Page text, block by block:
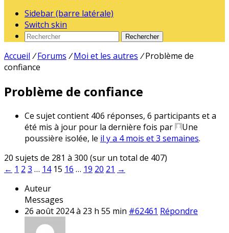
Sidebar (barre latérale)
Switch skin
Rechercher
Accueil / Forums / Moi et les autres / Problème de
confiance
Problème de confiance
Ce sujet contient 406 réponses, 6 participants et a
été mis à jour pour la dernière fois par
Une
poussière isolée, le il y a 4 mois et 3 semaines.
20 sujets de 281 à 300 (sur un total de 407)
← 1 2 3 … 14 15 16 … 19 20 21 →
Auteur
Messages
26 août 2024 à 23 h 55 min #62461 Répondre